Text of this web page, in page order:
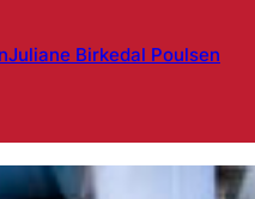
Juliane Birkedal Poulsen